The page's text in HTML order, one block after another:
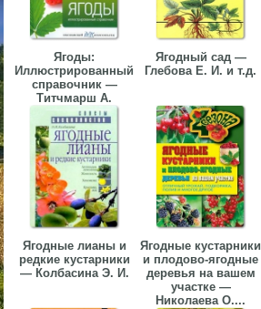
Ягоды:
Иллюстрированный
справочник —
Титчмарш А.
Ягодный сад —
Глебова Е. И. и т.д.
Ягодные лианы и
редкие кустарники
— Колбасина Э. И.
Ягодные кустарники
и плодово-ягодные
деревья на вашем
участке —
Николаева О....
▼
▼
▼